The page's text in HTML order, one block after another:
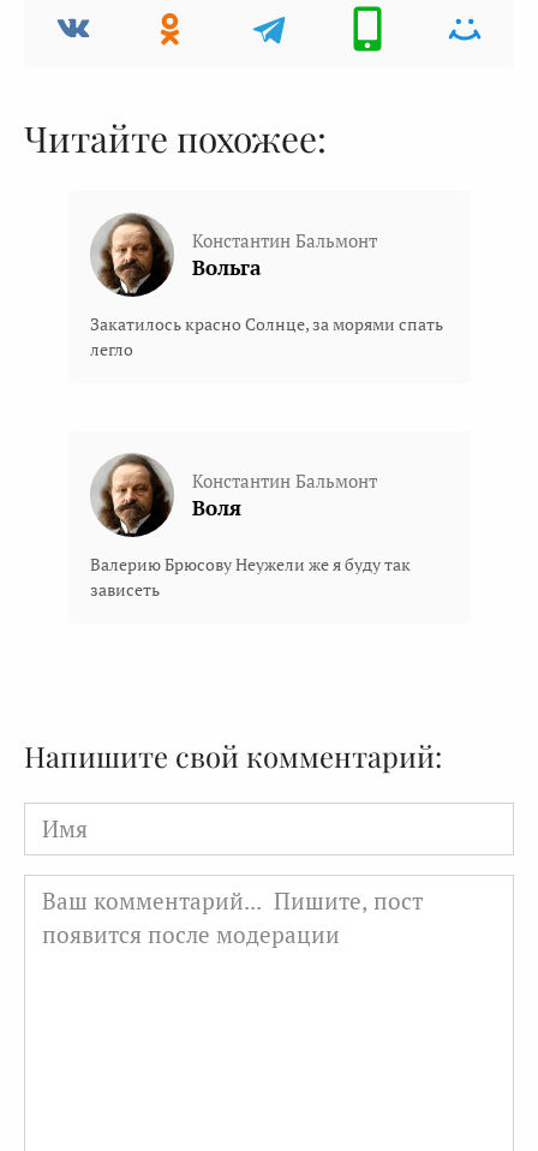
Читайте похожее:
Константин Бальмонт
Вольга
Закатилось красно Солнце, за морями спать
легло
Константин Бальмонт
Воля
Валерию Брюсову Неужели же я буду так
зависеть
Напишите свой комментарий:
Имя